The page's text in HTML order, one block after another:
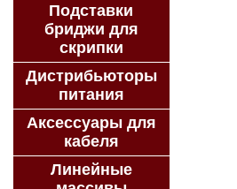
Подставки
бриджи для
скрипки
Дистрибьюторы
питания
Аксессуары для
кабеля
Линейные